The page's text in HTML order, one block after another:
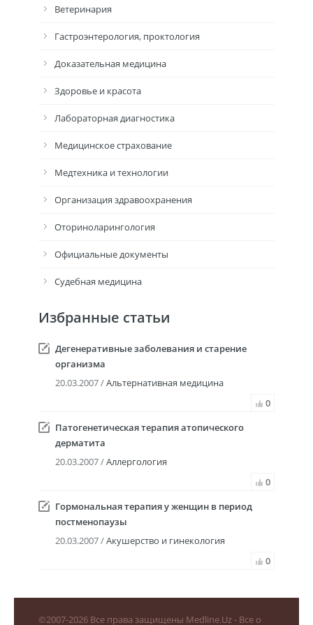
Ветеринария
Гастроэнтерология, проктология
Доказательная медицина
Здоровье и красота
Лабораторная диагностика
Медицинское страхование
Медтехника и технологии
Организация здравоохранения
Оториноларингология
Официальные документы
Судебная медицина
Избранные статьи
Дегенеративные заболевания и старение
организма
20.03.2007 /Альтернативная медицина
0
Патогенетическая терапия атопического
дерматита
20.03.2007 /Аллергология
0
Гормональная терапия у женщин в период
постменопаузы
20.03.2007 /Акушерство и гинекология
0
©2007-2026 Все права защищены Medline.Uz - Все о